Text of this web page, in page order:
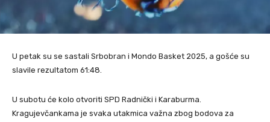
U petak su se sastali Srbobran i Mondo Basket 2025, a gošće su
slavile rezultatom 61:48.
U subotu će kolo otvoriti SPD Radnički i Karaburma.
Kragujevčankama je svaka utakmica važna zbog bodova za